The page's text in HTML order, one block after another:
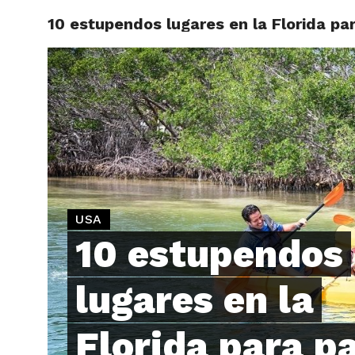
10 estupendos lugares en la Florida
USA
10 estupendos
lugares en la